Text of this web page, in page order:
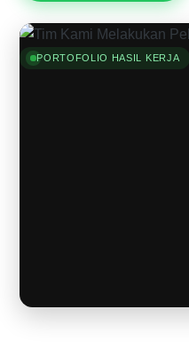
PORTOFOLIO HASIL KERJA